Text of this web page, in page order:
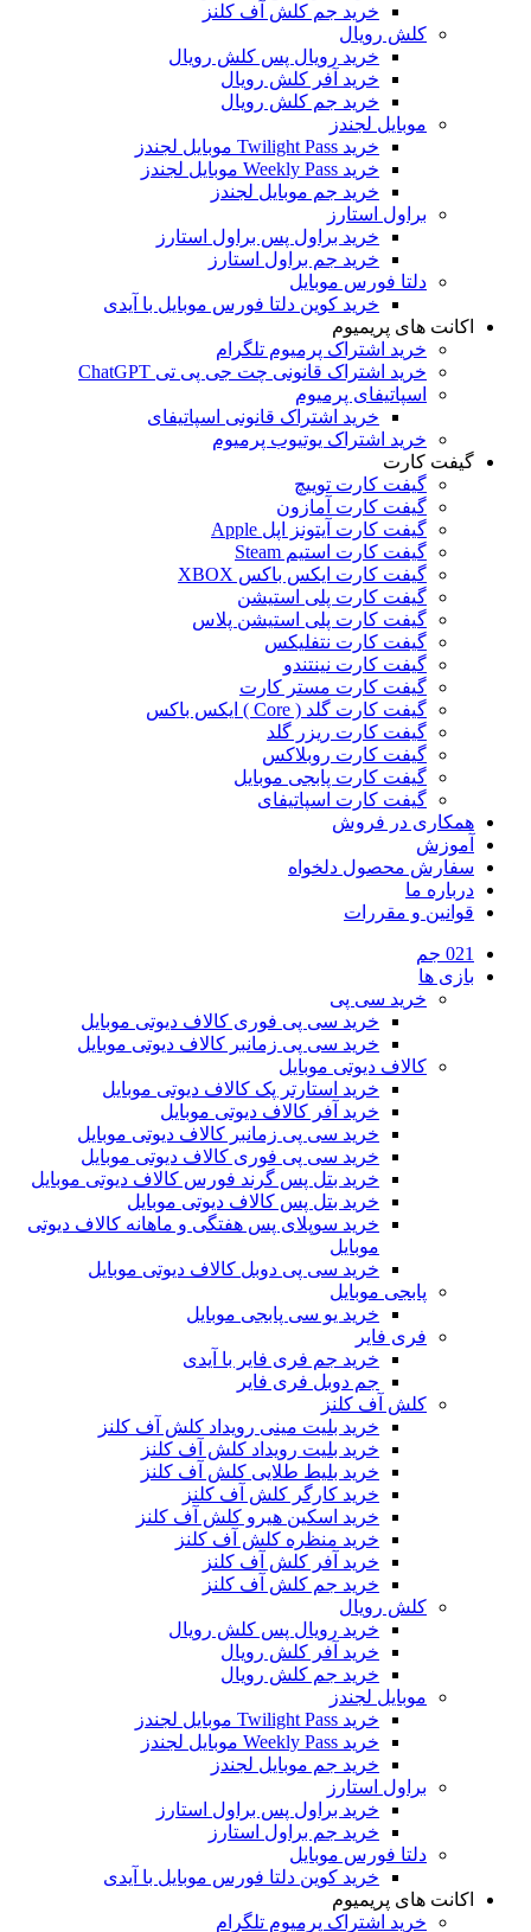
خرید جم کلش آف کلنز
کلش رویال
خرید رویال پس کلش رویال
خرید آفر کلش رویال
خرید جم کلش رویال
موبایل لجندز
خرید Twilight Pass موبایل لجندز
خرید Weekly Pass موبایل لجندز
خرید جم موبایل لجندز
براول استارز
خرید براول پس براول استارز
خرید جم براول استارز
دلتا فورس موبایل
خرید کوین دلتا فورس موبایل با آیدی
اکانت های پریمیوم
خرید اشتراک پرمیوم تلگرام
خرید اشتراک قانونی چت جی پی تی ChatGPT
اسپاتیفای پرمیوم
خرید اشتراک قانونی اسپاتیفای
خرید اشتراک یوتیوب پرمیوم
گیفت کارت
گیفت کارت توییچ
گیفت کارت آمازون
گیفت کارت آیتونز اپل Apple
گیفت کارت استیم Steam
گیفت کارت ایکس باکس XBOX
گیفت کارت پلی استیشن
گیفت کارت پلی استیشن پلاس
گیفت کارت نتفلیکس
گیفت کارت نینتندو
گیفت کارت مستر کارت
گیفت کارت گلد ( Core ) ایکس باکس
گیفت کارت ریزر گلد
گیفت کارت روبلاکس
گیفت کارت پابجی موبایل
گیفت کارت اسپاتیفای
همکاری در فروش
آموزش
سفارش محصول دلخواه
درباره ما
قوانین و مقررات
021 جم
بازی ها
خرید سی پی
خرید سی پی فوری کالاف دیوتی موبایل
خرید سی پی زمانبر کالاف دیوتی موبایل
کالاف دیوتی موبایل
خرید استارتر پک کالاف دیوتی موبایل
خرید آفر کالاف دیوتی موبایل
خرید سی پی زمانبر کالاف دیوتی موبایل
خرید سی پی فوری کالاف دیوتی موبایل
خرید بتل پس گرند فورس کالاف دیوتی موبایل
خرید بتل پس کالاف دیوتی موبایل
خرید سوپلای پس هفتگی و ماهانه کالاف دیوتی
موبایل
خرید سی پی دوبل کالاف دیوتی موبایل
پابجی موبایل
خرید یو سی پابجی موبایل
فری فایر
خرید جم فری فایر با آیدی
جم دوبل فری فایر
کلش آف کلنز
خرید بلیت مینی رویداد کلش آف کلنز
خرید بلیت رویداد کلش آف کلنز
خرید بلیط طلایی کلش آف کلنز
خرید کارگر کلش آف کلنز
خرید اسکین هیرو کلش آف کلنز
خرید منظره کلش آف کلنز
خرید آفر کلش آف کلنز
خرید جم کلش آف کلنز
کلش رویال
خرید رویال پس کلش رویال
خرید آفر کلش رویال
خرید جم کلش رویال
موبایل لجندز
خرید Twilight Pass موبایل لجندز
خرید Weekly Pass موبایل لجندز
خرید جم موبایل لجندز
براول استارز
خرید براول پس براول استارز
خرید جم براول استارز
دلتا فورس موبایل
خرید کوین دلتا فورس موبایل با آیدی
اکانت های پریمیوم
خرید اشتراک پرمیوم تلگرام